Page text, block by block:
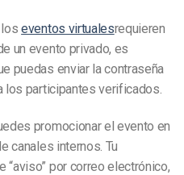
loseventos virtualesrequieren
un evento privado, es
puedas enviar la contraseña
los participantes verificados.
promocionar el evento en
canales internos. Tu
por correo electrónico,